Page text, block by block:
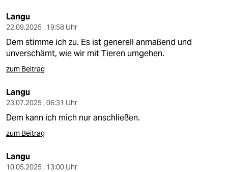
shop
fragen & hilfe
unterstützen
abo
genossenschaft
epaper login
Langu
22.09.2025 , 19:58 Uhr
Dem stimme ich zu. Es ist generell anmaßend und
unverschämt, wie wir mit Tieren umgehen.
zum Beitrag
Langu
23.07.2025 , 06:31 Uhr
Dem kann ich mich nur anschließen.
zum Beitrag
Langu
10.05.2025 , 13:00 Uhr